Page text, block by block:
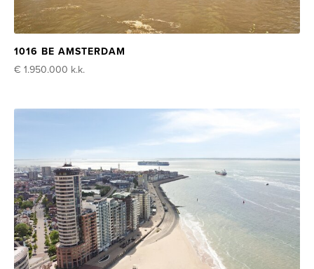
1016 BE AMSTERDAM
€ 1.950.000 k.k.